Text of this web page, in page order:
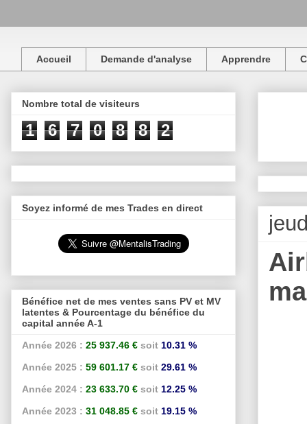
Accueil Demande d'analyse Apprendre
Nombre total de visiteurs
1 6 7 0 8 8 2
Soyez informé de mes Trades en direct
Bénéfice net de mes ventes sans PV et MV
latentes & Pourcentage du bénéfice du
capital année A-1
Année 2026 : 25 937.46 € soit 10.31 %
Année 2025 : 59 601.17 € soit 29.61 %
Année 2024 : 23 633.70 € soit 12.25 %
Année 2023 : 31 048.85 € soit 19.15 %